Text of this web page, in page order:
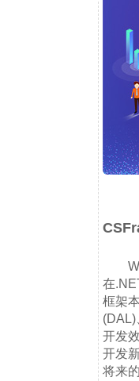
在
框架
开发
开发
将来